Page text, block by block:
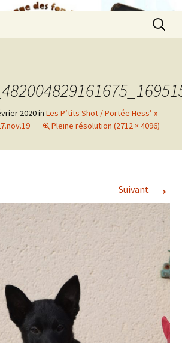
2020in Les P’tits Shot / Portée Hess’ x
Pleine résolution (2712 × 4096)
Suivant →